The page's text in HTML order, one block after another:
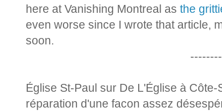
here at Vanishing Montreal as the
even worse since I wrote that article,
soon.
Église St-Paul sur De L'Église à
réparation d'une facon assez